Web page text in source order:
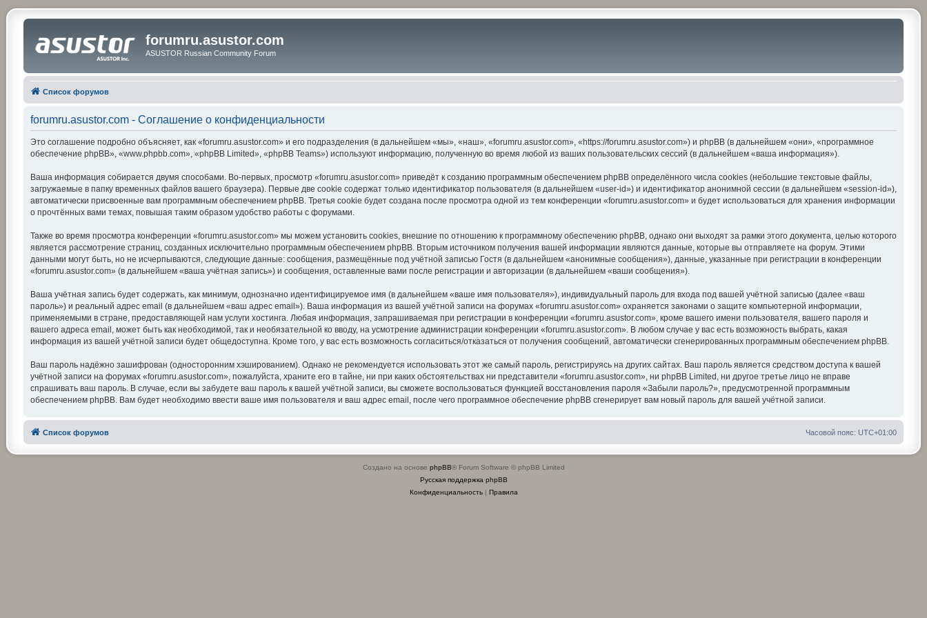
forumru.asustor.com
ASUSTOR Russian Community Forum
Список форумов
forumru.asustor.com - Соглашение о конфиденциальности
Это соглашение подробно объясняет, как «forumru.asustor.com» и его подразделения (в дальнейшем «мы», «наш», «forumru.asustor.com», «https://forumru.asustor.com») и phpBB (в дальнейшем «они», «программное
обеспечение phpBB», «www.phpbb.com», «phpBB Limited», «phpBB Teams») используют информацию, полученную во время любой из ваших пользовательских сессий (в дальнейшем «ваша информация»).
Ваша информация собирается двумя способами. Во-первых, просмотр «forumru.asustor.com» приведёт к созданию программным обеспечением phpBB определённого числа cookies (небольшие текстовые файлы,
загружаемые в папку временных файлов вашего браузера). Первые две cookie содержат только идентификатор пользователя (в дальнейшем «user-id») и идентификатор анонимной сессии (в дальнейшем «session-id»),
автоматически присвоенные вам программным обеспечением phpBB. Третья cookie будет создана после просмотра одной из тем конференции «forumru.asustor.com» и будет использоваться для хранения информации
о прочтённых вами темах, повышая таким образом удобство работы с форумами.
Также во время просмотра конференции «forumru.asustor.com» мы можем установить cookies, внешние по отношению к программному обеспечению phpBB, однако они выходят за рамки этого документа, целью которого
является рассмотрение страниц, созданных исключительно программным обеспечением phpBB. Вторым источником получения вашей информации являются данные, которые вы отправляете на форум. Этими
данными могут быть, но не исчерпываются, следующие данные: сообщения, размещённые под учётной записью Гостя (в дальнейшем «анонимные сообщения»), данные, указанные при регистрации в конференции
«forumru.asustor.com» (в дальнейшем «ваша учётная запись») и сообщения, оставленные вами после регистрации и авторизации (в дальнейшем «ваши сообщения»).
Ваша учётная запись будет содержать, как минимум, однозначно идентифицируемое имя (в дальнейшем «ваше имя пользователя»), индивидуальный пароль для входа под вашей учётной записью (далее «ваш
пароль») и реальный адрес email (в дальнейшем «ваш адрес email»). Ваша информация из вашей учётной записи на форумах «forumru.asustor.com» охраняется законами о защите компьютерной информации,
применяемыми в стране, предоставляющей нам услуги хостинга. Любая информация, запрашиваемая при регистрации в конференции «forumru.asustor.com», кроме вашего имени пользователя, вашего пароля и
вашего адреса email, может быть как необходимой, так и необязательной ко вводу, на усмотрение администрации конференции «forumru.asustor.com». В любом случае у вас есть возможность выбрать, какая
информация из вашей учётной записи будет общедоступна. Кроме того, у вас есть возможность согласиться/отказаться от получения сообщений, автоматически сгенерированных программным обеспечением phpBB.
Ваш пароль надёжно зашифрован (односторонним хэшированием). Однако не рекомендуется использовать этот же самый пароль, регистрируясь на других сайтах. Ваш пароль является средством доступа к вашей
учётной записи на форумах «forumru.asustor.com», пожалуйста, храните его в тайне, ни при каких обстоятельствах ни представители «forumru.asustor.com», ни phpBB Limited, ни другое третье лицо не вправе
спрашивать ваш пароль. В случае, если вы забудете ваш пароль к вашей учётной записи, вы сможете воспользоваться функцией восстановления пароля «Забыли пароль?», предусмотренной программным
обеспечением phpBB. Вам будет необходимо ввести ваше имя пользователя и ваш адрес email, после чего программное обеспечение phpBB сгенерирует вам новый пароль для вашей учётной записи.
Список форумов Часовой пояс: UTC+01:00
Создано на основе phpBB® Forum Software © phpBB Limited
Русская поддержка phpBB
Конфиденциальность| Правила